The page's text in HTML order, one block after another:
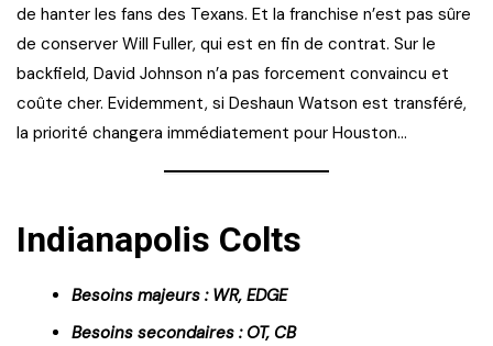
de hanter les fans des Texans. Et la franchise n’est pas sûre
de conserver Will Fuller, qui est en fin de contrat. Sur le
backfield, David Johnson n’a pas forcement convaincu et
coûte cher. Evidemment, si Deshaun Watson est transféré,
la priorité changera immédiatement pour Houston…
Indianapolis Colts
Besoins majeurs : WR, EDGE
Besoins secondaires : OT, CB